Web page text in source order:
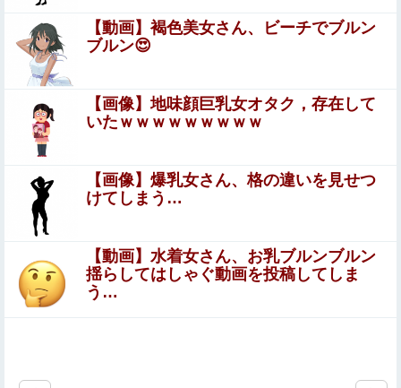
投稿にネット衝撃「この質感の出し方」「実写かと思いま
した」
旅行先で綺麗なガラス工房の灰皿を愛煙家の父のお土産に
したんだけどダイソーでそっくりな商品を見つけた
【速報】北海道江別大学生殺人事件、主犯格の川口被告
(19)に無期懲役の判決←これ、妥当だと思う？？？？？？
中学時代に俺だけを執拗にいじめてきた秀才のA！推薦入
試の朝、奴の習性を利用して道端のガラス破片を踏ませて
自転車をパンクさせたｗｗｗざまぁｗｗｗｗｗｗ
【画像】井口裕香(36)、タンクトップがはち切れそうなく
らいデカイｗｗｗｗｗｗｗｗｗｗｗ
給食着はすごいニオイのときある。アイロンあてたと
きにむせ込むほどにクッッッサ！ってなる
【画像】 女の子「お●ぱいデカいせいで太って見えるのま
しかないｗｗｗｗ
【動画】褐色美女さん、ビーチでブルン
ブルン😍
【画像】地味顔巨乳女オタク，存在して
いたｗｗｗｗｗｗｗｗｗ
【画像】爆乳女さん、格の違いを見せつ
けてしまう…
【動画】水着女さん、お乳ブルンブルン
揺らしてはしゃぐ動画を投稿してしま
う…